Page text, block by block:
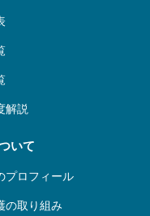
解説
いて
プロフィール
の取り組み